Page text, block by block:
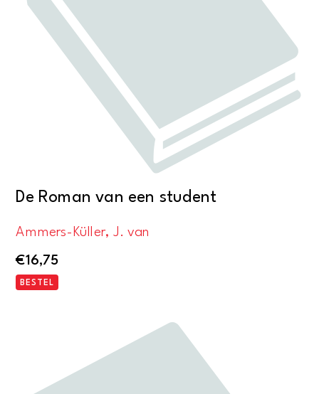
De Roman van een student
Ammers-Küller, J. van
€16,75
BESTEL